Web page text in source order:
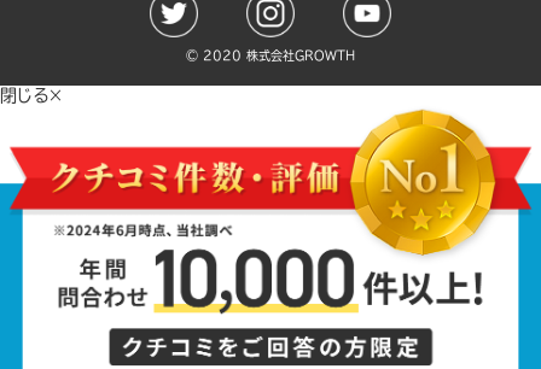
©️ 2020 株式会社GROWTH
閉じる×